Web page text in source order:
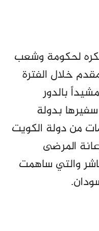
لحكومة وشعب
خلال الفترة
بالدور
بدولة
من دولة الكويت
المرضى
والتي ساهمت